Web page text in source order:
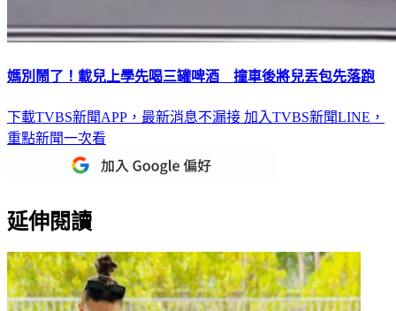
媽別鬧了！載兒上學先喝三罐啤酒 撞車後將兒丟包先落跑
下載TVBS新聞APP，最新消息不漏接 加入TVBS新聞LINE，
重點新聞一次看
延伸閱讀